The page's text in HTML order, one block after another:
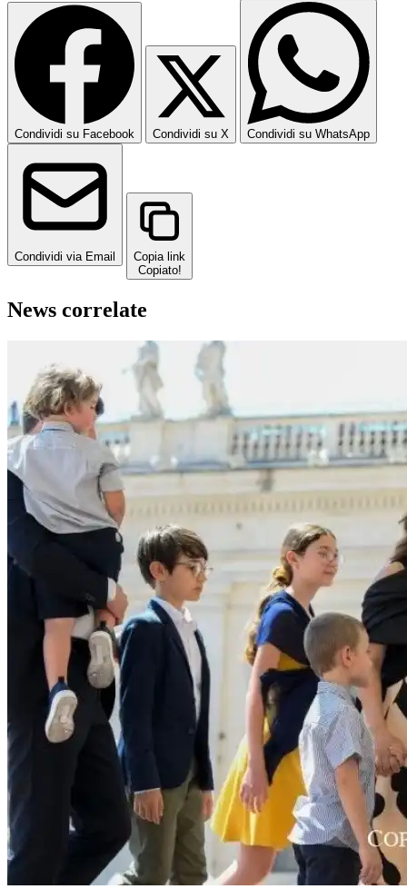
Condividi su Facebook Condividi su X Condividi su WhatsApp
Condividi via Email
Copia link
Copiato!
News correlate